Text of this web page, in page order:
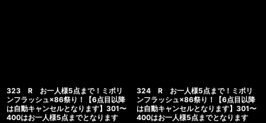
323 R お一人様5点まで！ミポリ
ンフラッシュ×86祭り！【6点目以降
は自動キャンセルとなります】301〜
400はお一人様5点までとなります
324 R お一人様5点まで！ミポリ
ンフラッシュ×86祭り！【6点目以降
は自動キャンセルとなります】301〜
400はお一人様5点までとなります